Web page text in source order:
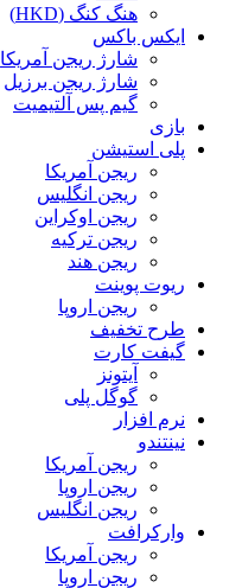
هنگ کنگ (HKD)
ایکس باکس
شارژ ریجن آمریکا
شارژ ریجن برزیل
گیم پس آلتیمیت
بازی
پلی استیشن
ریجن آمریکا
ریجن انگلیس
ریجن اوکراین
ریجن ترکیه
ریجن هند
ریوت پوینت
ریجن اروپا
طرح تخفیف
گیفت کارت
آیتونز
گوگل پلی
نرم افزار
نینتندو
ریجن آمریکا
ریجن اروپا
ریجن انگلیس
وارکرافت
ریجن آمریکا
ریجن اروپا